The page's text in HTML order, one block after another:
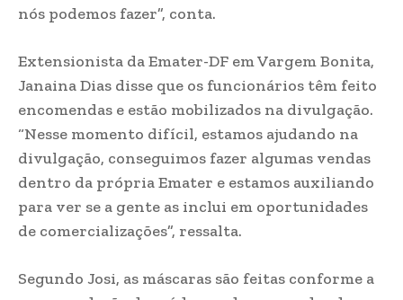
nós podemos fazer”, conta.
Extensionista da Emater-DF em Vargem Bonita,
Janaina Dias disse que os funcionários têm feito
encomendas e estão mobilizados na divulgação.
“Nesse momento difícil, estamos ajudando na
divulgação, conseguimos fazer algumas vendas
dentro da própria Emater e estamos auxiliando
para ver se a gente as inclui em oportunidades
de comercializações”, ressalta.
Segundo Josi, as máscaras são feitas conforme a